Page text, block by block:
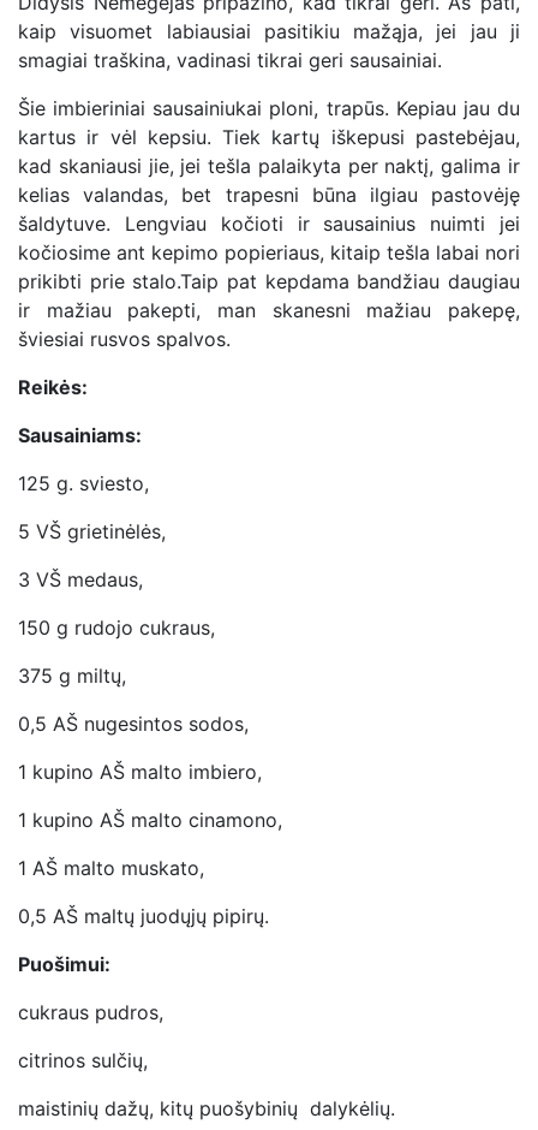
kaip visuomet labiausiai pasitikiu mažąja, jei jau ji
smagiai traškina, vadinasi tikrai geri sausainiai.
Šie imbieriniai sausainiukai ploni, trapūs. Kepiau jau du
kartus ir vėl kepsiu. Tiek kartų iškepusi pastebėjau,
kad skaniausi jie, jei tešla palaikyta per naktį, galima ir
kelias valandas, bet trapesni būna ilgiau pastovėję
šaldytuve. Lengviau kočioti ir sausainius nuimti jei
kočiosime ant kepimo popieriaus, kitaip tešla labai nori
prikibti prie stalo.Taip pat kepdama bandžiau daugiau
ir mažiau pakepti, man skanesni mažiau pakepę,
šviesiai rusvos spalvos.
Reikės:
Sausainiams:
125 g. sviesto,
5 VŠ grietinėlės,
3 VŠ medaus,
150 g rudojo cukraus,
375 g miltų,
0,5 AŠ nugesintos sodos,
1 kupino AŠ malto imbiero,
1 kupino AŠ malto cinamono,
1 AŠ malto muskato,
0,5 AŠ maltų juodųjų pipirų.
Puošimui:
cukraus pudros,
citrinos sulčių,
maistinių dažų, kitų puošybinių dalykėlių.